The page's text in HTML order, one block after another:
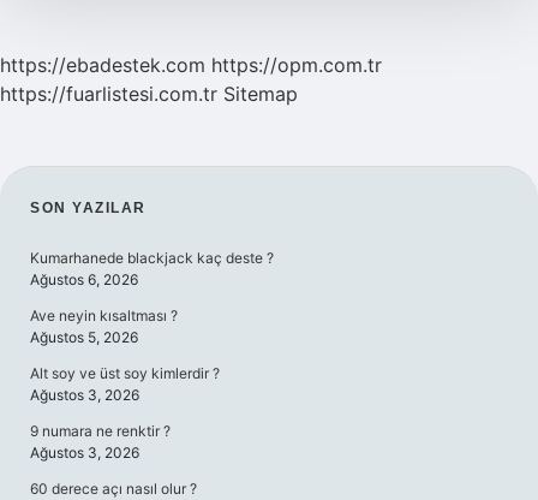
https://ebadestek.com https://opm.com.tr
https://fuarlistesi.com.tr Sitemap
SIDEBAR
SON YAZILAR
Kumarhanede blackjack kaç deste ?
Ağustos 6, 2026
Ave neyin kısaltması ?
Ağustos 5, 2026
Alt soy ve üst soy kimlerdir ?
Ağustos 3, 2026
9 numara ne renktir ?
Ağustos 3, 2026
60 derece açı nasıl olur ?